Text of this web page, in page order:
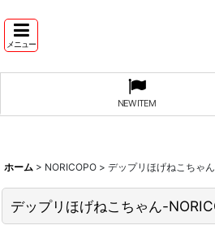
メニュー
NEW ITEM
ホーム > NORICOPO > デップリほげねこちゃ
デップリほげねこちゃん-